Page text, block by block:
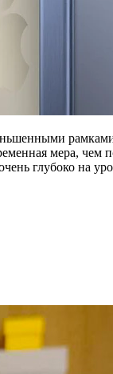
мера,
глубоко на